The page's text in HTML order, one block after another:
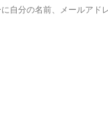
自分の名前、メールアド